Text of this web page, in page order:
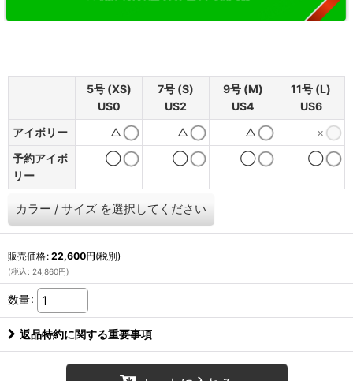
5号 (XS)
US0
7号 (S)
US2
9号 (M)
US4
11号 (L)
US6
アイボリー
△ △ △
×
予約アイボ
リー
◯ ◯ ◯ ◯
カラー / サイズ を選択してください
販売価格: 22,600円(税別)
(税込 : 24,860円)
数量:
返品特約に関する重要事項